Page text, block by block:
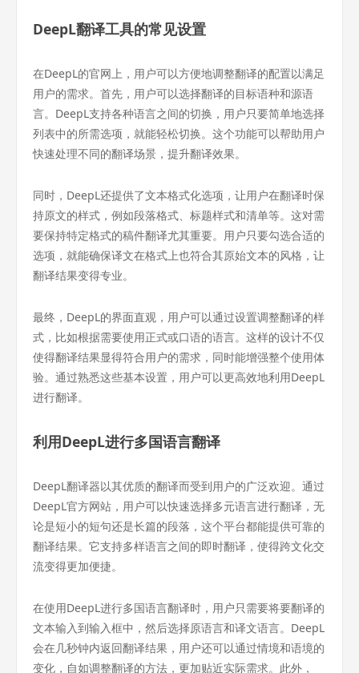
DeepL翻译工具的常见设置
在DeepL的官网上，用户可以方便地调整翻译的配置以满足
用户的需求。首先，用户可以选择翻译的目标语种和源语
言。DeepL支持各种语言之间的切换，用户只要简单地选择
列表中的所需选项，就能轻松切换。这个功能可以帮助用户
快速处理不同的翻译场景，提升翻译效果。
同时，DeepL还提供了文本格式化选项，让用户在翻译时保
持原文的样式，例如段落格式、标题样式和清单等。这对需
要保持特定格式的稿件翻译尤其重要。用户只要勾选合适的
选项，就能确保译文在格式上也符合其原始文本的风格，让
翻译结果变得专业。
最终，DeepL的界面直观，用户可以通过设置调整翻译的样
式，比如根据需要使用正式或口语的语言。这样的设计不仅
使得翻译结果显得符合用户的需求，同时能增强整个使用体
验。通过熟悉这些基本设置，用户可以更高效地利用DeepL
进行翻译。
利用DeepL进行多国语言翻译
DeepL翻译器以其优质的翻译而受到用户的广泛欢迎。通过
DeepL官方网站，用户可以快速选择多元语言进行翻译，无
论是短小的短句还是长篇的段落，这个平台都能提供可靠的
翻译结果。它支持多样语言之间的即时翻译，使得跨文化交
流变得更加便捷。
在使用DeepL进行多国语言翻译时，用户只需要将要翻译的
文本输入到输入框中，然后选择原语言和译文语言。DeepL
会在几秒钟内返回翻译结果，用户还可以通过情境和语境的
变化，自如调整翻译的方法，更加贴近实际需求。此外，